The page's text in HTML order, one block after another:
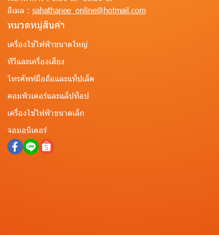
อีเมล : sahathanee_online@hotmail.com
หมวดหมู่สินค้า
เครื่องใช้ไฟฟ้าขนาดใหญ่
ทีวีและเครื่องเสียง
โทรศัพท์มือถือและแท็ปเล็ต
คอมพิวเตอร์และแล็ปท็อป
เครื่องใช้ไฟฟ้าขนาดเล็ก
จอมอนิเตอร์